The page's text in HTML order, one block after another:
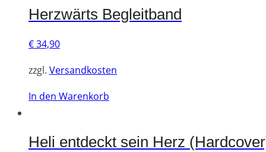
Herzwärts Begleitband
€34,90
zzgl. Versandkosten
In den Warenkorb
Heli entdeckt sein Herz